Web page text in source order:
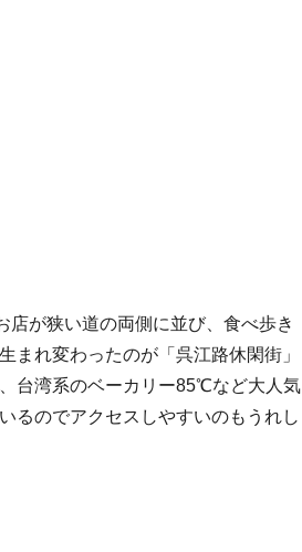
が狭い道の両側に並び、食べ歩き
まれ変わったのが「呉江路休閑街」
台湾系のベーカリー85℃など大人気
るのでアクセスしやすいのもうれし